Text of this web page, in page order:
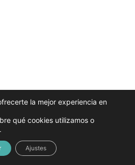
la mejor experiencia en
qué cookies utilizamos o
.
Ajustes